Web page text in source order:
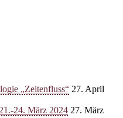
„Zeitenfluss“ 27. April
24. März 2024 27. März